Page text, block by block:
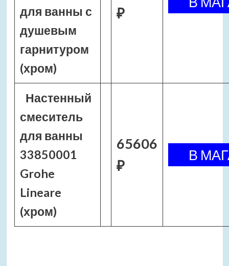
для ванны с
душевым
гарнитуром
(хром)
₽
Настенный
смеситель
для ванны
33850001
Grohe
Lineare
(хром)
65606
₽